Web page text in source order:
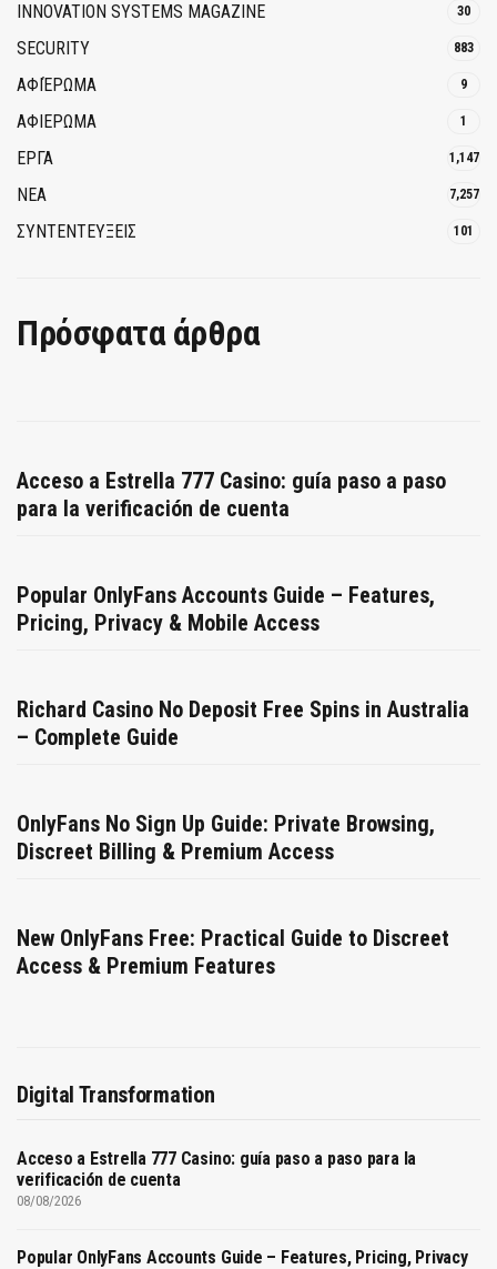
INNOVATION SYSTEMS MAGAZINE 30
SECURITY 883
ΑΦΙΈΡΩΜΑ 9
ΑΦΙΕΡΩΜΑ 1
ΕΡΓΑ 1,147
ΝΕΑ 7,257
ΣΥΝΤΕΝΤΕΥΞΕΙΣ 101
Πρόσφατα άρθρα
Acceso a Estrella 777 Casino: guía paso a paso
para la verificación de cuenta
Popular OnlyFans Accounts Guide – Features,
Pricing, Privacy & Mobile Access
Richard Casino No Deposit Free Spins in Australia
– Complete Guide
OnlyFans No Sign Up Guide: Private Browsing,
Discreet Billing & Premium Access
New OnlyFans Free: Practical Guide to Discreet
Access & Premium Features
Digital Transformation
Acceso a Estrella 777 Casino: guía paso a paso para la
verificación de cuenta
08/08/2026
Popular OnlyFans Accounts Guide – Features, Pricing, Privacy